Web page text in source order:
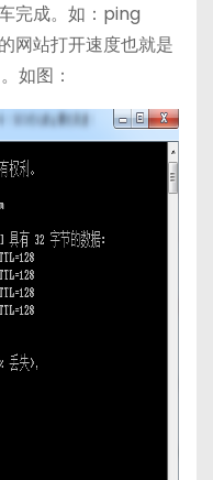
完成。如：ping
网站打开速度也就是
如图：